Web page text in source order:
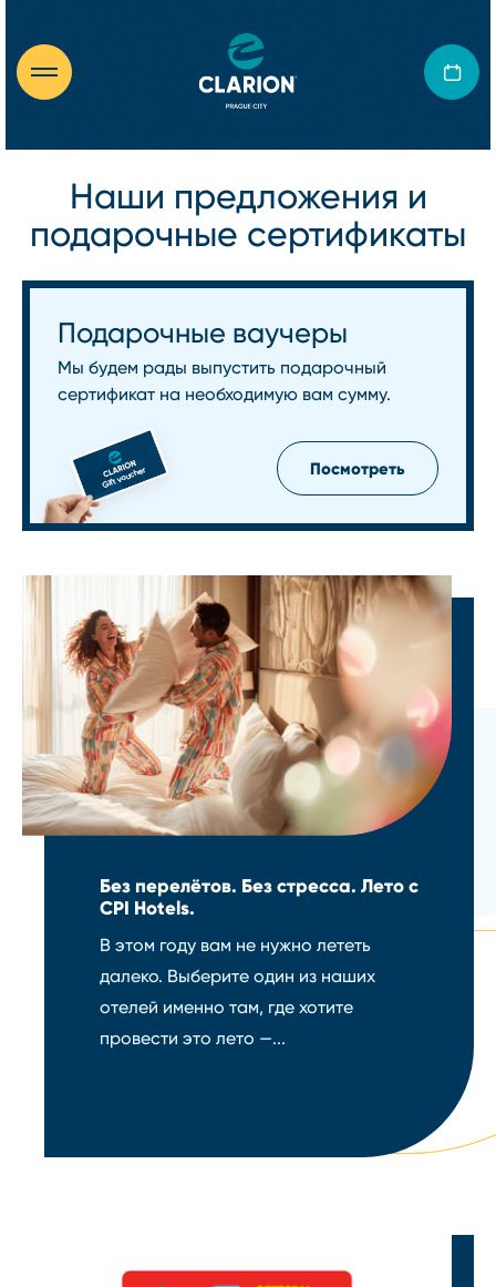
Наши предложения и
подарочные сертификаты
Подарочные ваучеры
Мы будем рады выпустить подарочный
сертификат на необходимую вам сумму.
Посмотреть
Без перелётов. Без стресса. Лето с
CPI Hotels.
В этом году вам не нужно лететь
далеко. Выберите один из наших
отелей именно там, где хотите
провести это лето —...